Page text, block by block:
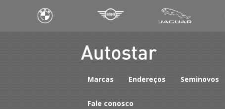
Marcas Endereços Seminovos
Fale conosco